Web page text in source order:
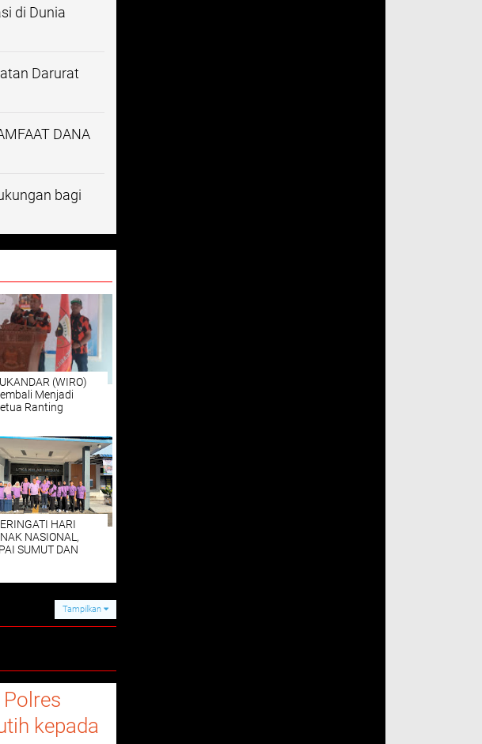
di Dunia
Darurat
DANA
bagi
(WIRO)
Menjadi
Ranting
Periode
2028
HARI
NASIONAL,
SUMUT DAN
DAN
BAGI ANAK
Tampilkan
kepada